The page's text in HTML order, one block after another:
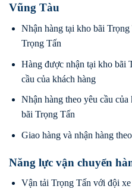
Vũng Tàu
Nhận hàng tại kho bãi
Trọng Tấn
Hàng được nhận tại kho bãi
cầu của khách hàng
Nhận hàng theo yêu cầu
bãi Trọng Tấn
Giao hàng và nhận hàng
Năng lực vận chuyển
Vận tải Trọng Tấn với đội